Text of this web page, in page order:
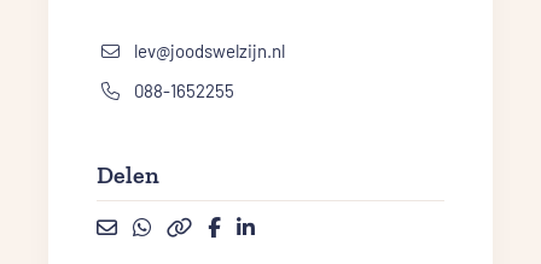
lev@joodswelzijn.nl
088-1652255
Delen